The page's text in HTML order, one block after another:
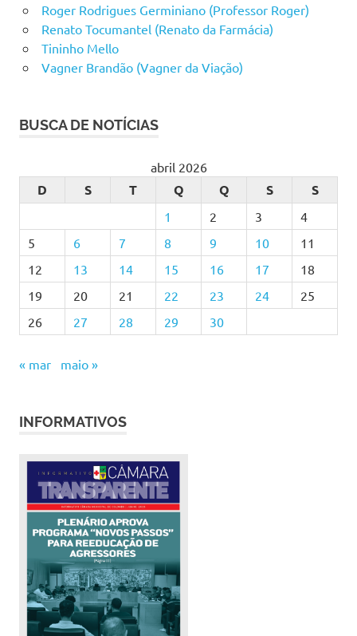
Roger Rodrigues Germiniano (Professor Roger)
Renato Tocumantel (Renato da Farmácia)
Tininho Mello
Vagner Brandão (Vagner da Viação)
BUSCA DE NOTÍCIAS
abril 2026
D S T Q Q S S
1 2 3
4
5
6 7 8 9 10
11
12
13 14 15 16 17
18
19
20 21 22 23 24
25
26
27 28 29 30
« mar maio »
INFORMATIVOS